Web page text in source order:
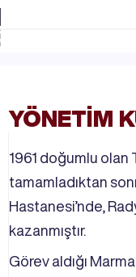
YÖNETİM
1961 doğumlu olan
tamamladıktan
Hastanesi’nde,
kazanmıştır.
Görev aldığı